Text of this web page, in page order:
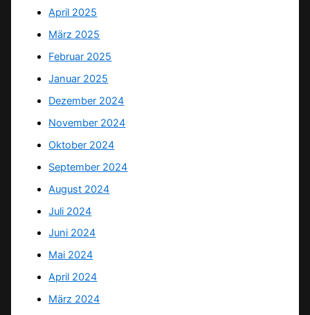
April 2025
März 2025
Februar 2025
Januar 2025
Dezember 2024
November 2024
Oktober 2024
September 2024
August 2024
Juli 2024
Juni 2024
Mai 2024
April 2024
März 2024